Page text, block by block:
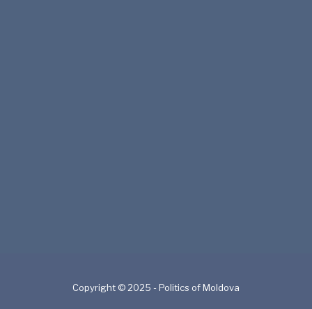
Copyright © 2025 - Politics of Moldova